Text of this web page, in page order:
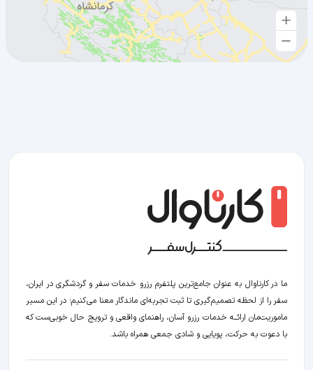
ما در کارناوال به عنوان جامع‌ترین پلتفرم رزرو خدمات سفر و گردشگری در ایران،
سفر را از لحظه‌ تصمیم‌گیری تا ثبت تجربه‌ای ماندگار معنا می‌کنیم؛ در این مسیر‍
ماموریت‌مان اراﺋــﻪ خدمات رزرو آسان، راهنمای واقعی و ترویج حال خوبی‌ست که
با دعوت به حرکت، پویایی و شادی جمعی همراه باشد.